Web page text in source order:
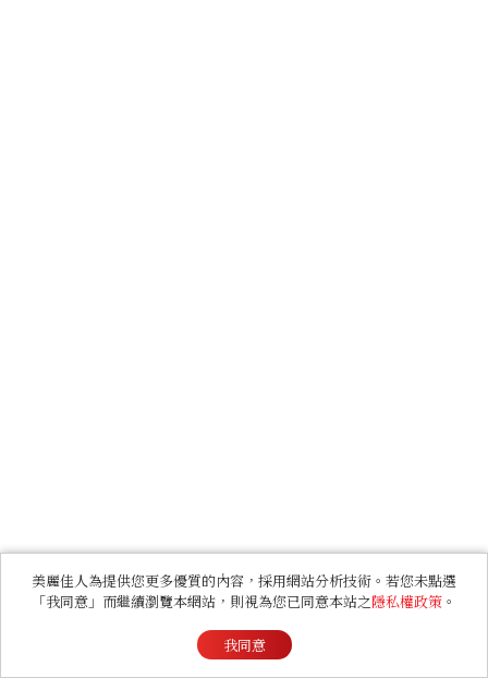
美麗佳人為提供您更多優質的內容，採用網站分析技術。若您未點選
「我同意」而繼續瀏覽本網站，則視為您已同意本站之隱私權政策 。
我同意